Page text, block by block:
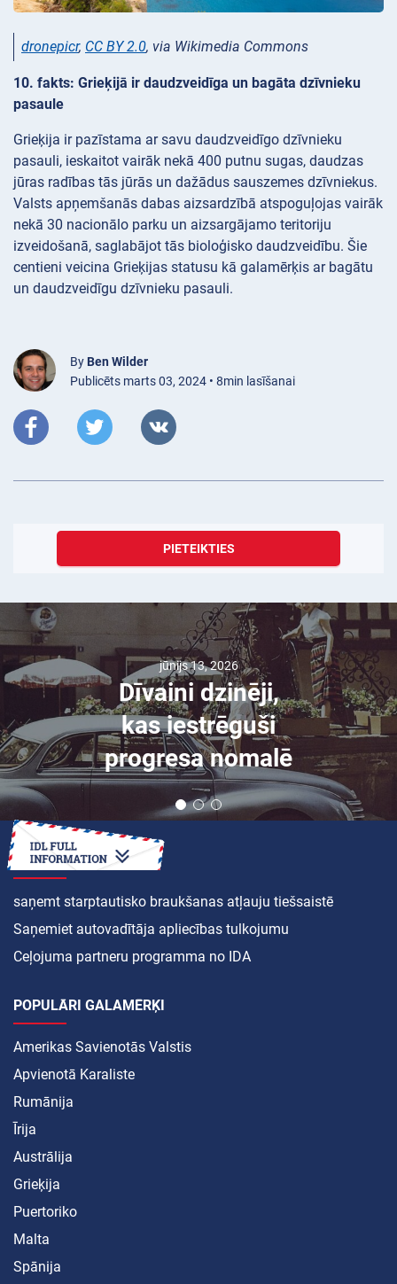
dronepicr, CC BY 2.0, via Wikimedia Commons
10. fakts: Grieķijā ir daudzveidīga un bagāta dzīvnieku
pasaule
Grieķija ir pazīstama ar savu daudzveidīgo dzīvnieku
pasauli, ieskaitot vairāk nekā 400 putnu sugas, daudzas
jūras radības tās jūrās un dažādus sauszemes dzīvniekus.
Valsts apņemšanās dabas aizsardzībā atspoguļojas vairāk
nekā 30 nacionālo parku un aizsargājamo teritoriju
izveidošanā, saglabājot tās bioloģisko daudzveidību. Šie
centieni veicina Grieķijas statusu kā galamērķis ar bagātu
un daudzveidīgu dzīvnieku pasauli.
By Ben Wilder
Publicēts marts 03, 2024 • 8min lasīšanai
PIETEIKTIES
jūnijs 13, 2026
Dīvaini dzinēji,
kas iestrēguši
progresa nomalē
KĀ
saņemt starptautisko braukšanas atļauju tiešsaistē
Saņemiet autovadītāja apliecības tulkojumu
Ceļojuma partneru programma no IDA
POPULĀRI GALAMĒRĶI
Amerikas Savienotās Valstis
Apvienotā Karaliste
Rumānija
Īrija
Austrālija
Grieķija
Puertoriko
Malta
Spānija